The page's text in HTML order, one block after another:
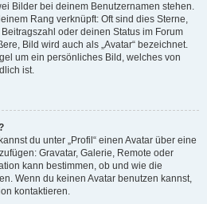
Bilder bei deinem Benutzernamen stehen.
Rang verknüpft: Oft sind dies Sterne,
oder deinen Status im Forum
Bild wird auch als „Avatar“ bezeichnet.
um ein persönliches Bild, welches von
ist.
du unter „Profil“ einen Avatar über eine
Gravatar, Galerie, Remote oder
kann bestimmen, ob und wie die
Wenn du keinen Avatar benutzen kannst,
kontaktieren.